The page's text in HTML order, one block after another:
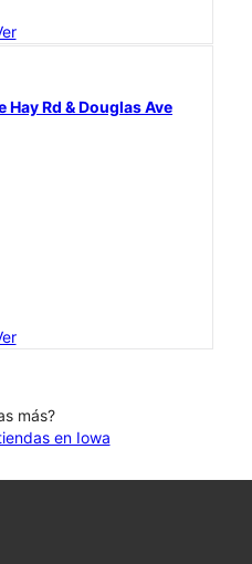
Rd & Douglas Ave
más?
en Iowa